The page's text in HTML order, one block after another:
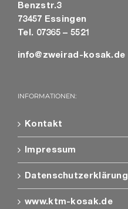
Benzstr.3
73457 Essingen
Tel. 07365 – 5521
info@zweirad-kosak.de
INFORMATIONEN:
Kontakt
Impressum
Datenschutzerklärung
www.ktm-kosak.de